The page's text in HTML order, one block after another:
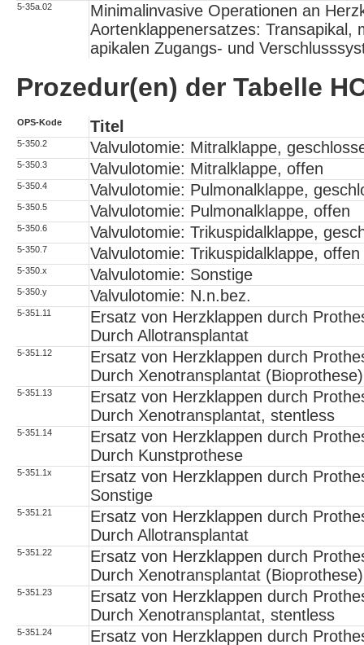
5-35a.02
Minimalinvasive Operationen an
Aortenklappenersatzes: Transapikal,
apikalen Zugangs- und
Prozedur(en) der Tabelle
OPS-Kode Titel
5-350.2 Valvulotomie: Mitralklappe,
5-350.3 Valvulotomie: Mitralklappe, offen
5-350.4 Valvulotomie: Pulmonalklappe,
5-350.5 Valvulotomie: Pulmonalklappe, offen
5-350.6 Valvulotomie: Trikuspidalklappe,
5-350.7 Valvulotomie: Trikuspidalklappe, offen
5-350.x Valvulotomie: Sonstige
5-350.y Valvulotomie: N.n.bez.
5-351.11
Ersatz von Herzklappen durch
Durch Allotransplantat
5-351.12
Ersatz von Herzklappen durch
Durch Xenotransplantat (Bioprothese)
5-351.13
Ersatz von Herzklappen durch
Durch Xenotransplantat, stentless
5-351.14
Ersatz von Herzklappen durch
Durch Kunstprothese
5-351.1x
Ersatz von Herzklappen durch
Sonstige
5-351.21
Ersatz von Herzklappen durch
Durch Allotransplantat
5-351.22
Ersatz von Herzklappen durch
Durch Xenotransplantat (Bioprothese)
5-351.23
Ersatz von Herzklappen durch
Durch Xenotransplantat, stentless
5-351.24
Ersatz von Herzklappen durch